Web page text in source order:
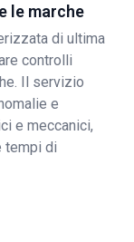
le marche
di ultima
controlli
Il servizio
e
e meccanici,
tempi di